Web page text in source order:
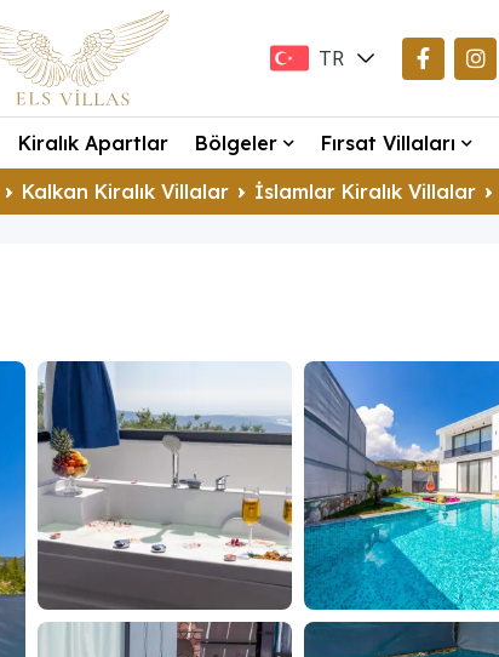
TR
DE
Kiralık Apartlar Bölgeler Fırsat Villaları
Kalkan Kiralık Villalar İslamlar Kiralık Villalar